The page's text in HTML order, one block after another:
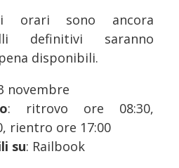
orari sono ancora
definitivi saranno
disponibili.
novembre
: ritrovo ore 08:30,
rientro ore 17:00
su: Railbook